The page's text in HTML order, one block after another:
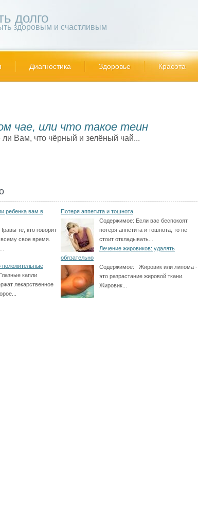
долго
здоровым и счастливым
Диагностика Здоровье Красота
чае, или что такое теин
ли Вам, что чёрный и зелёный чай...
ребенка вам в
Правы те, кто говорит
всему свое время.
Потеря аппетита и тошнота
Содержимое: Если вас беспокоят
потеря аппетита и тошнота, то не
стоит откладывать...
Глазные капли
лекарственное
Лечение жировиков: удалять
обязательно
Содержимое:
Жировик или липома -
это разрастание жировой ткани.
Жировик...